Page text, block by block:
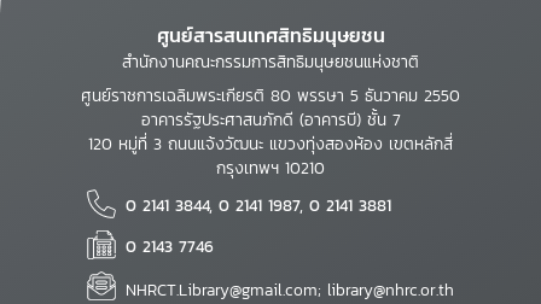
ศูนย์สารสนเทศสิทธิมนุษยชน
สำนักงานคณะกรรมการสิทธิมนุษยชนแห่งชาติ
ศูนย์ราชการเฉลิมพระเกียรติ 80 พรรษา 5 ธันวาคม 2550
อาคารรัฐประศาสนภักดี (อาคารบี) ชั้น 7
120 หมู่ที่ 3 ถนนแจ้งวัฒนะ แขวงทุ่งสองห้อง เขตหลักสี่
กรุงเทพฯ 10210
0 2141 3844, 0 2141 1987, 0 2141 3881
0 2143 7746
NHRCT.Library@gmail.com; library@nhrc.or.th